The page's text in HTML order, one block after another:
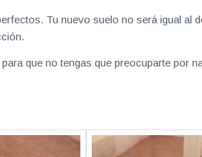
Tu nuevo suelo no será igual al
que no tengas que preocuparte por